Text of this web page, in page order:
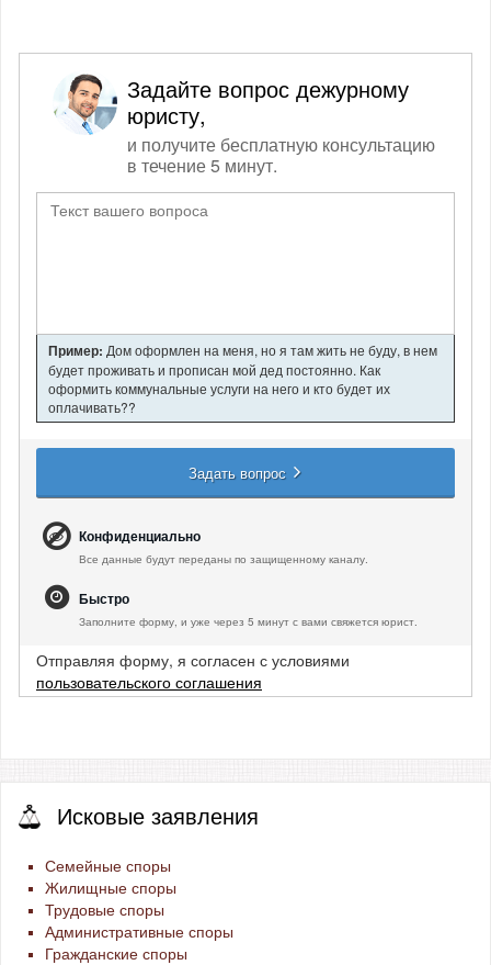
Задайте вопрос дежурному
юристу,
и получите бесплатную консультацию
в течение 5 минут.
Пример: Дом оформлен на меня, но я там жить не буду, в нем
будет проживать и прописан мой дед постоянно. Как
оформить коммунальные услуги на него и кто будет их
оплачивать??
Задать вопрос
Конфиденциально
Все данные будут переданы по защищенному каналу.
Быстро
Заполните форму, и уже через 5 минут с вами свяжется юрист.
Отправляя форму, я согласен с условиями
пользовательского соглашения
Исковые заявления
Семейные споры
Жилищные споры
Трудовые споры
Административные споры
Гражданские споры